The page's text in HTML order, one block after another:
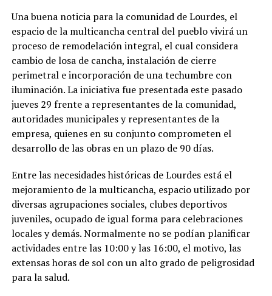
Una buena noticia para la comunidad de Lourdes, el
espacio de la multicancha central del pueblo vivirá un
proceso de remodelación integral, el cual considera
cambio de losa de cancha, instalación de cierre
perimetral e incorporación de una techumbre con
iluminación. La iniciativa fue presentada este pasado
jueves 29 frente a representantes de la comunidad,
autoridades municipales y representantes de la
empresa, quienes en su conjunto comprometen el
desarrollo de las obras en un plazo de 90 días.
Entre las necesidades históricas de Lourdes está el
mejoramiento de la multicancha, espacio utilizado por
diversas agrupaciones sociales, clubes deportivos
juveniles, ocupado de igual forma para celebraciones
locales y demás. Normalmente no se podían planificar
actividades entre las 10:00 y las 16:00, el motivo, las
extensas horas de sol con un alto grado de peligrosidad
para la salud.